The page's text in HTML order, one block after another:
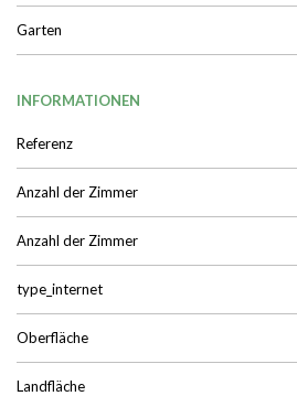
Garten
INFORMATIONEN
Referenz
Anzahl der Zimmer
Anzahl der Zimmer
type_internet
Oberfläche
Landfläche